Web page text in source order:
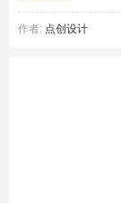
作者: 点创设计